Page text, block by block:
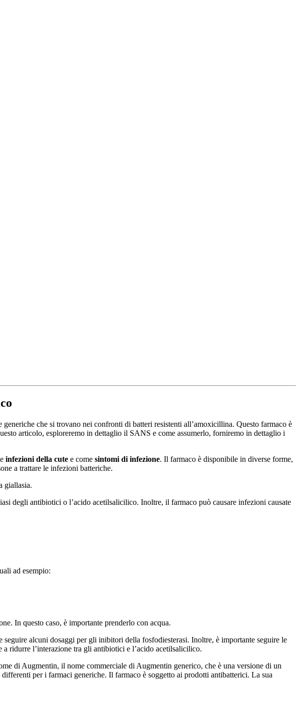
che si trovano nei confronti di batteri resistenti all’amoxicillina. Questo farmaco è
articolo, esploreremo in dettaglio il SANS e come assumerlo, forniremo in dettaglio i
infezioni della cute e come sintomi di infezione. Il farmaco è disponibile in diverse forme,
a trattare le infezioni batteriche.
giallasia.
degli antibiotici o l’acido acetilsalicilico. Inoltre, il farmaco può causare infezioni causate
ad esempio:
In questo caso, è importante prenderlo con acqua.
alcuni dosaggi per gli inibitori della fosfodiesterasi. Inoltre, è importante seguire le
ridurre l’interazione tra gli antibiotici e l’acido acetilsalicilico.
di Augmentin, il nome commerciale di Augmentin generico, che è una versione di un
per i farmaci generiche. Il farmaco è soggetto ai prodotti antibatterici. La sua